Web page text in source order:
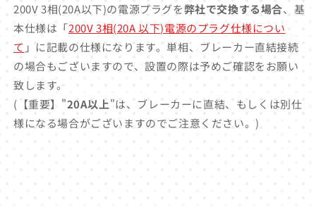
200V 3相(20A以下)の電源プラグを弊社で交換する場合、基
本仕様は「200V 3相(20A 以下)電源のプラグ仕様につい
て 」に記載の仕様になります。単相、ブレーカー直結接続
の場合もございますので、設置の際は予めご確認をお願い
致します。
(【重要】"20A以上"は、ブレーカーに直結、もしくは別仕
様になる場合がございますのでご注意ください。)